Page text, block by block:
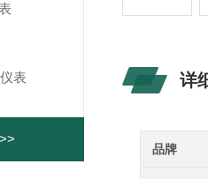
表 详
品牌